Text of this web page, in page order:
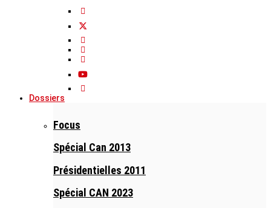
Dossiers
Focus
Spécial Can 2013
Présidentielles 2011
Spécial CAN 2023